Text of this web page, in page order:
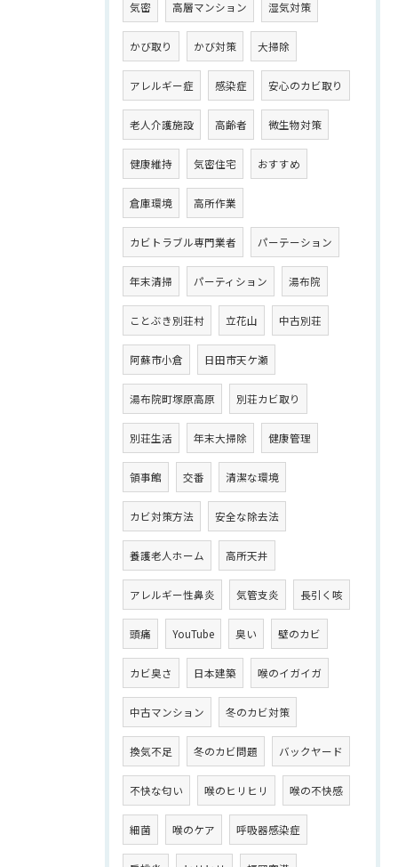
気密 高層マンション 湿気対策
かび取り かび対策 大掃除
アレルギー症 感染症 安心のカビ取り
老人介護施設 高齢者 微生物対策
健康維持 気密住宅 おすすめ
倉庫環境 高所作業
カビトラブル専門業者 パーテーション
年末清掃 パーティション 湯布院
ことぶき別荘村 立花山 中古別荘
阿蘇市小倉 日田市天ケ瀬
湯布院町塚原高原 別荘カビ取り
別荘生活 年末大掃除 健康管理
領事館 交番 清潔な環境
カビ対策方法 安全な除去法
養護老人ホーム 高所天井
アレルギー性鼻炎 気管支炎 長引く咳
頭痛 YouTube 臭い 壁のカビ
カビ臭さ 日本建築 喉のイガイガ
中古マンション 冬のカビ対策
換気不足 冬のカビ問題 バックヤード
不快な匂い 喉のヒリヒリ 喉の不快感
細菌 喉のケア 呼吸器感染症